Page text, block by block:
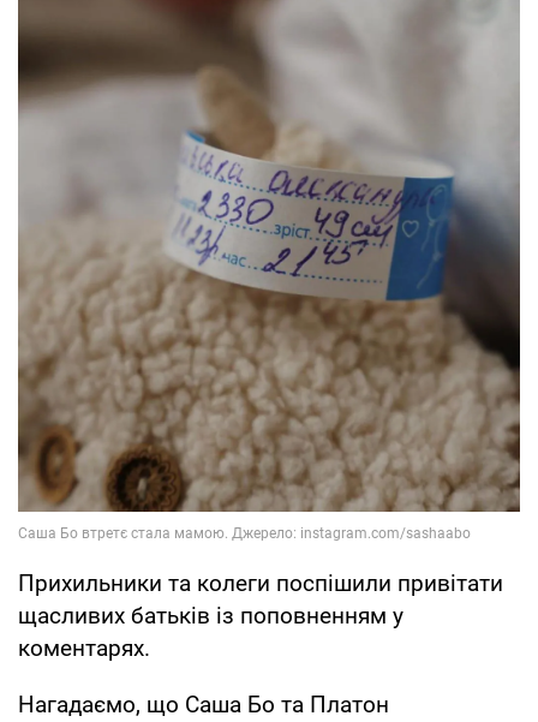
Прихильники та колеги поспішили привітати
щасливих батьків із поповненням у
коментарях.
Нагадаємо, що Саша Бо та Платон